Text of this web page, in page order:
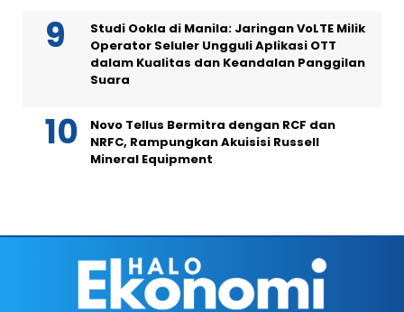
Studi Ookla di Manila: Jaringan VoLTE Milik
Operator Seluler Ungguli Aplikasi OTT
dalam Kualitas dan Keandalan Panggilan
Suara
Novo Tellus Bermitra dengan RCF dan
NRFC, Rampungkan Akuisisi Russell
Mineral Equipment